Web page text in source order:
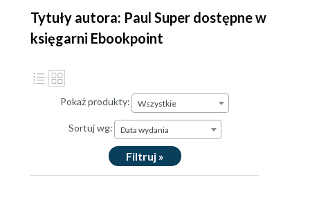
Tytuły autora: Paul Super dostępne w
księgarni Ebookpoint
Pokaż produkty: Wszystkie
Sortuj wg: Data wydania
Filtruj »